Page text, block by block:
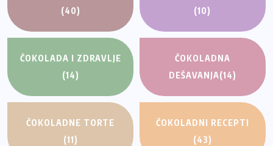
(40)
(10)
ČOKOLADA I ZDRAVLJE
(14)
ČOKOLADNA
DEŠAVANJA(14)
ČOKOLADNE TORTE
(11)
ČOKOLADNI RECEPTI
(43)